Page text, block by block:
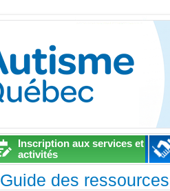
Inscription aux services et
activités
Guide des ressources